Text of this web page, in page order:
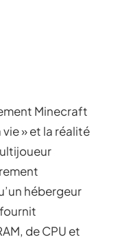
Minecraft
» et la réalité
hébergeur
de CPU et